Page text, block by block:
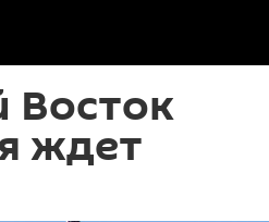
Восток
ждет